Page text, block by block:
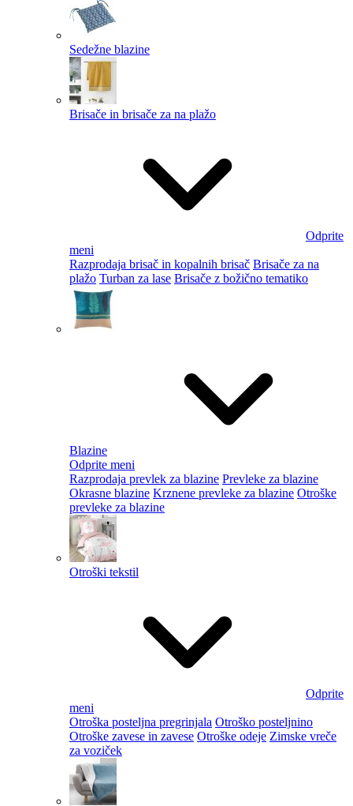
Sedežne blazine
Brisače in brisače za na plažo
Odprite
meni
Razprodaja brisač in kopalnih brisač Brisače za na
plažo Turban za lase Brisače z božično tematiko
Blazine
Odprite meni
Razprodaja prevlek za blazine Prevleke za blazine
Okrasne blazine Krznene prevleke za blazine Otroške
prevleke za blazine
Otroški tekstil
Odprite
meni
Otroška posteljna pregrinjala Otroško posteljnino
Otroške zavese in zavese Otroške odeje Zimske vreče
za voziček